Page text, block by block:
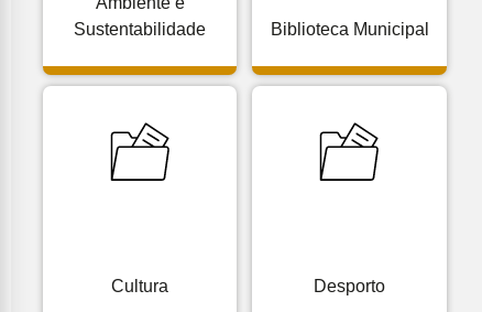
Sustentabilidade
Biblioteca Municipal
Cultura Desporto